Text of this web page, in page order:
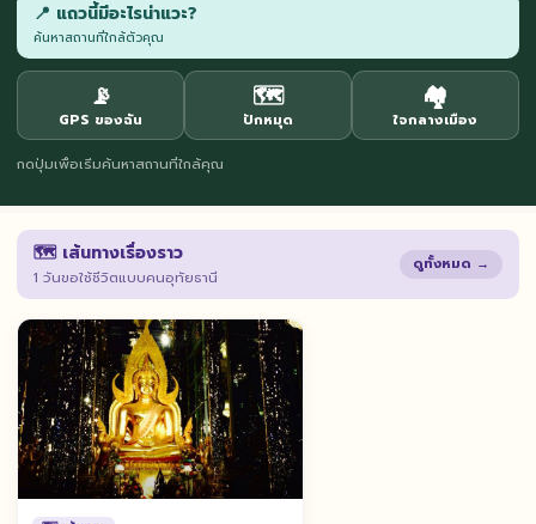
📍 แถวนี้มีอะไรน่าแวะ?
ค้นหาสถานที่ใกล้ตัวคุณ
📡
GPS ของฉัน
🗺️
ปักหมุด
🏘️
ใจกลางเมือง
กดปุ่มเพื่อเริ่มค้นหาสถานที่ใกล้คุณ
🗺️ เส้นทางเรื่องราว
1 วันขอใช้ชีวิตแบบคนอุทัยธานี
ดูทั้งหมด →